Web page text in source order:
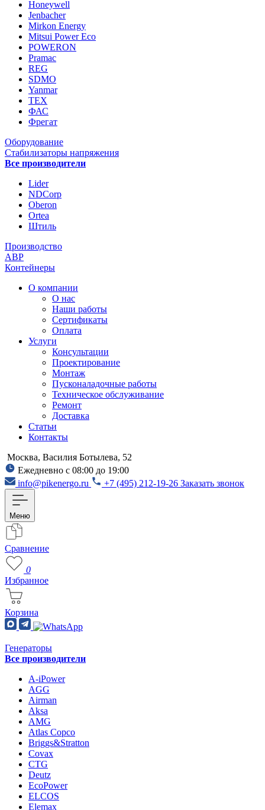
Honeywell
Jenbacher
Mirkon Energy
Mitsui Power Eco
POWERON
Pramac
REG
SDMO
Yanmar
ТЕХ
ФАС
Фрегат
Оборудование
Стабилизаторы напряжения
Все производители
Lider
NDCorp
Oberon
Ortea
Штиль
Производство
АВР
Контейнеры
О компании
О нас
Наши работы
Сертификаты
Оплата
Услуги
Консультации
Проектирование
Монтаж
Пусконаладочные работы
Техническое обслуживание
Ремонт
Доставка
Статьи
Контакты
Москва, Василия Ботылева, 52
Ежедневно с 08:00 до 19:00
info@pikenergo.ru
+7 (495) 212-19-26 Заказать звонок
Меню
Сравнение
0
Избранное
Корзина
Генераторы
Все производители
A-iPower
AGG
Airman
Aksa
AMG
Atlas Copco
Briggs&Stratton
Covax
CTG
Deutz
EcoPower
ELCOS
Elemax